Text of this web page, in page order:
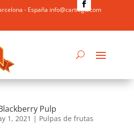
- España info@cartiegu.com
Pulp
1, 2021 | Pulpas de frutas